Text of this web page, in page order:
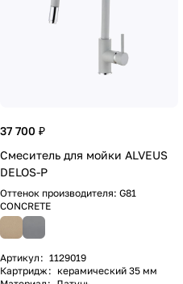
37 700 ₽
Смеситель для мойки ALVEUS
DELOS-P
Оттенок производителя: G81
CONCRETE
Артикул : 1129019
Картридж : керамический 35 мм